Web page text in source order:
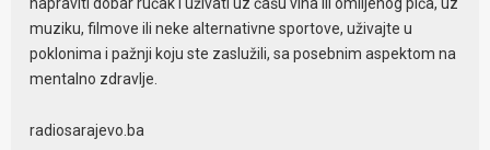
muziku, filmove ili neke alternativne sportove, uživajte u
poklonima i pažnji koju ste zaslužili, sa posebnim aspektom na
mentalno zdravlje.
radiosarajevo.ba